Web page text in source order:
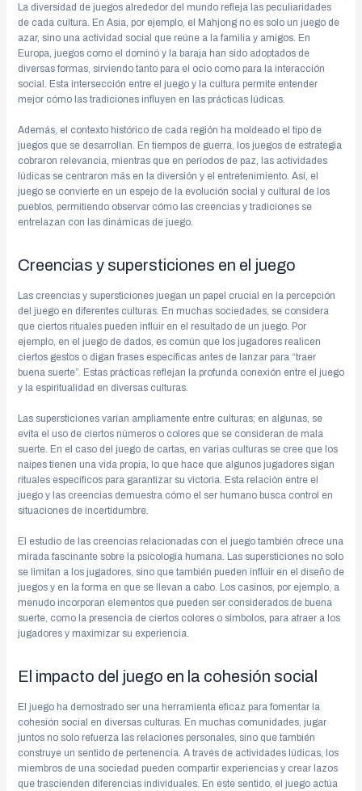
La diversidad de juegos alrededor del mundo refleja las peculiaridades
de cada cultura. En Asia, por ejemplo, el Mahjong no es solo un juego de
azar, sino una actividad social que reúne a la familia y amigos. En
Europa, juegos como el dominó y la baraja han sido adoptados de
diversas formas, sirviendo tanto para el ocio como para la interacción
social. Esta intersección entre el juego y la cultura permite entender
mejor cómo las tradiciones influyen en las prácticas lúdicas.
Además, el contexto histórico de cada región ha moldeado el tipo de
juegos que se desarrollan. En tiempos de guerra, los juegos de estrategia
cobraron relevancia, mientras que en períodos de paz, las actividades
lúdicas se centraron más en la diversión y el entretenimiento. Así, el
juego se convierte en un espejo de la evolución social y cultural de los
pueblos, permitiendo observar cómo las creencias y tradiciones se
entrelazan con las dinámicas de juego.
Creencias y supersticiones en el juego
Las creencias y supersticiones juegan un papel crucial en la percepción
del juego en diferentes culturas. En muchas sociedades, se considera
que ciertos rituales pueden influir en el resultado de un juego. Por
ejemplo, en el juego de dados, es común que los jugadores realicen
ciertos gestos o digan frases específicas antes de lanzar para “traer
buena suerte”. Estas prácticas reflejan la profunda conexión entre el juego
y la espiritualidad en diversas culturas.
Las supersticiones varían ampliamente entre culturas; en algunas, se
evita el uso de ciertos números o colores que se consideran de mala
suerte. En el caso del juego de cartas, en varias culturas se cree que los
naipes tienen una vida propia, lo que hace que algunos jugadores sigan
rituales específicos para garantizar su victoria. Esta relación entre el
juego y las creencias demuestra cómo el ser humano busca control en
situaciones de incertidumbre.
El estudio de las creencias relacionadas con el juego también ofrece una
mirada fascinante sobre la psicología humana. Las supersticiones no solo
se limitan a los jugadores, sino que también pueden influir en el diseño de
juegos y en la forma en que se llevan a cabo. Los casinos, por ejemplo, a
menudo incorporan elementos que pueden ser considerados de buena
suerte, como la presencia de ciertos colores o símbolos, para atraer a los
jugadores y maximizar su experiencia.
El impacto del juego en la cohesión social
El juego ha demostrado ser una herramienta eficaz para fomentar la
cohesión social en diversas culturas. En muchas comunidades, jugar
juntos no solo refuerza las relaciones personales, sino que también
construye un sentido de pertenencia. A través de actividades lúdicas, los
miembros de una sociedad pueden compartir experiencias y crear lazos
que trascienden diferencias individuales. En este sentido, el juego actúa